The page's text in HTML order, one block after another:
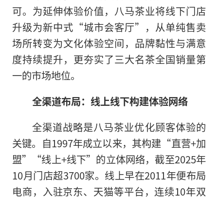
可。为延伸体验价值，八马茶业将线下门店
升级为新中式“城市会客厅”，从单纯售卖
场所转变为文化体验空间，品牌黏性与满意
度持续提升，更夯实了三大名茶全国销量第
一的市场地位。
全渠道布局：线上线下构建体验网络
全渠道战略是八马茶业优化顾客体验的
关键。自1997年成立以来，其构建“直营+加
盟”“线上+线下”的立体网络，截至2025年
10月门店超3700家。线上早在2011年便布局
电商，入驻京东、天猫等平台，连续10年双